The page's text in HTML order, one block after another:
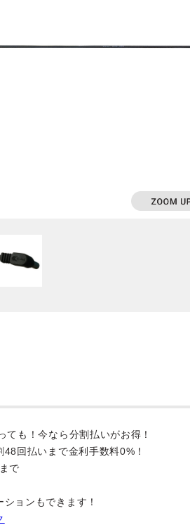
ても！今なら分割払いがお得！
回払いまで金利手数料0%！
で
ョンもできます！